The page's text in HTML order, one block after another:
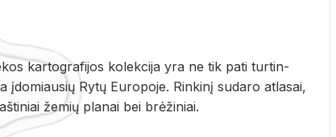
kar­to­gra­fi­jos ko­lek­ci­ja yra ne tik pati tur­tin­
įdo­miau­sių Rytų Eu­ro­po­je. Rin­ki­nį su­da­ro at­la­sai,
že­mių pla­nai bei brė­ži­niai.